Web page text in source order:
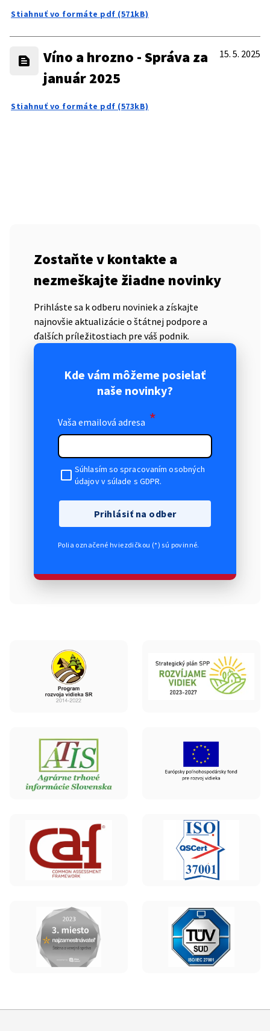
Stiahnuť vo formáte pdf (571kB)
Víno a hrozno - Správa za
január 2025
15. 5. 2025
Stiahnuť vo formáte pdf (573kB)
Zostaňte v kontakte a
nezmeškajte žiadne novinky
Prihláste sa k odberu noviniek a získajte
najnovšie aktualizácie o štátnej podpore a
ďalších príležitostiach pre váš podnik.
Kde vám môžeme posielať
naše novinky?
Vaša emailová adresa *
Súhlasím so spracovaním osobných
údajov v súlade s GDPR.
Prihlásiť na odber
Polia označené hviezdičkou (*) sú povinné.